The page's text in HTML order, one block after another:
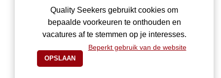
voorleggen binnen quality, HACCP,
auditing, ...
ervaring heeft met voedselveiligheid
een achtergrond heeft binnen de food
sector
Quality Seekers gebruikt cookies om
bepaalde voorkeuren te onthouden en
vacatures af te stemmen op je interesses.
Beperkt gebruik van de website